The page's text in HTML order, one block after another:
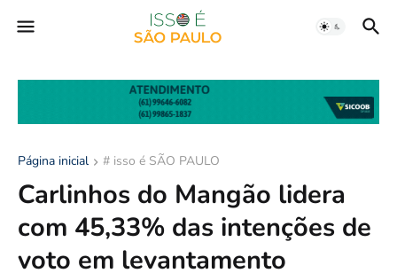
Página inicial # isso é SÃO PAULO
Carlinhos do Mangão lidera
com 45,33% das intenções de
voto em levantamento